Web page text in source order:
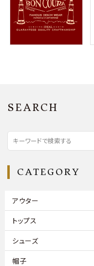
meeting_room ログイン
SEARCH
CATEGORY
アウター
トップス
シューズ
帽子